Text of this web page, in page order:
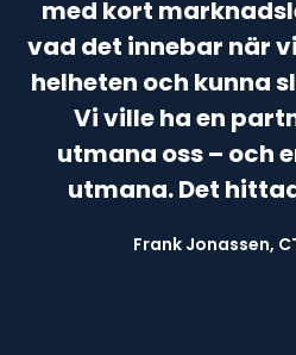
med kort
vad det innebar när
helheten och kunna
Vi ville ha en
utmana oss – och
utmana. Det
Frank Jonassen,